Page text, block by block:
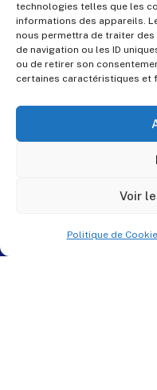
technologies telles que les
informations des appareils.
nous permettra de traiter
de navigation ou les ID
ou de retirer son
certaines caractéristiques et
Voir
Politique de